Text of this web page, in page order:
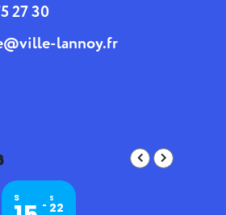
27 30
lannoy.fr
S S
22